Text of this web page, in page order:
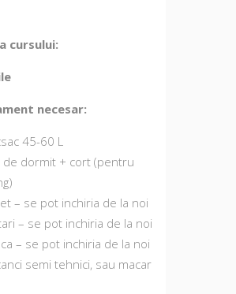
cursului:
necesar:
45-60 L
de dormit + cort (pentru
– se pot inchiria de la noi
– se pot inchiria de la noi
– se pot inchiria de la noi
semi tehnici, sau macar